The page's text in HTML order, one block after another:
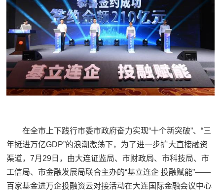
在全市上下践行市委市政府奋力实现“十个新突破”、“三
年挺进万亿GDP”的浪潮激荡下，为了进一步扩大直接融资
渠道，7月29日，由大连证监局、市财政局、市科技局、市
工信局、市金融发展局联合主办的“基立连企 投融赋能”——
百家基金进万企投融资云对接活动在大连国际金融会议中心